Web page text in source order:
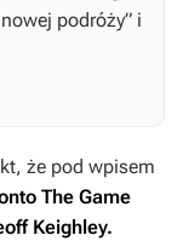
podróży” i
że pod wpisem
The Game
Keighley.